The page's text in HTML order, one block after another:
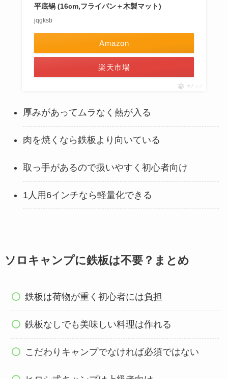
平底锅 (16cm,フライパン＋木製マット)
jqgksb
Amazon
楽天市場
ポチップ
厚みがあってムラなく熱が入る
肉を焼くなら鉄板より向いている
取っ手があるので扱いやすく初心者向け
1人用6インチなら軽量化できる
ソロキャンプに鉄板は不要？まとめ
鉄板は荷物が重く初心者には負担
鉄板なしでも美味しい料理は作れる
こだわりキャンプでなければ必須ではない